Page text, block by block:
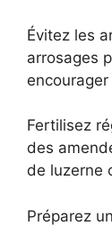
Évitez les
arrosages
Fertilisez
des
de luzerne
Préparez